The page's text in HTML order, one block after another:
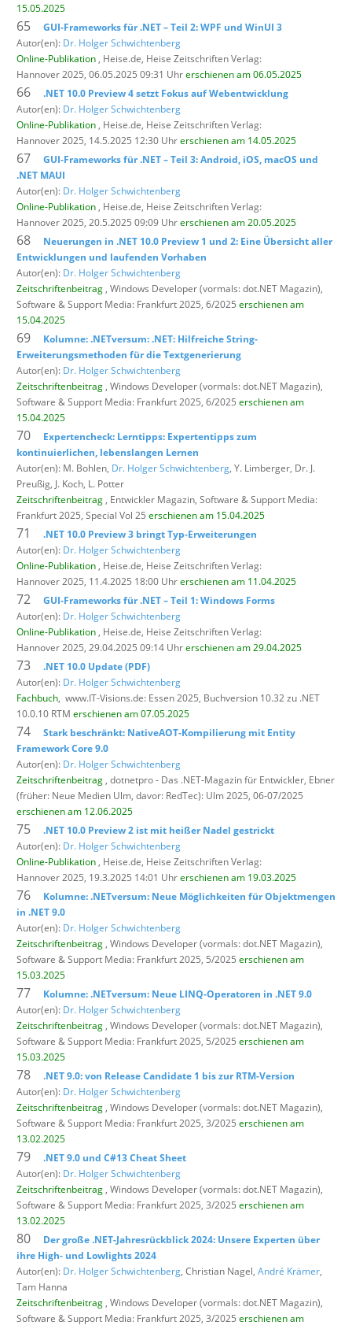
15.05.2025
65
GUI-Frameworks für .NET – Teil 2: WPF und WinUI 3
Autor(en): Dr. Holger Schwichtenberg
Online-Publikation , Heise.de, Heise Zeitschriften Verlag:
Hannover 2025, 06.05.2025 09:31 Uhrerschienen am 06.05.2025
66
.NET 10.0 Preview 4 setzt Fokus auf Webentwicklung
Autor(en): Dr. Holger Schwichtenberg
Online-Publikation , Heise.de, Heise Zeitschriften Verlag:
Hannover 2025, 14.5.2025 12:30 Uhrerschienen am 14.05.2025
67
GUI-Frameworks für .NET – Teil 3: Android, iOS, macOS und
.NET MAUI
Autor(en): Dr. Holger Schwichtenberg
Online-Publikation , Heise.de, Heise Zeitschriften Verlag:
Hannover 2025, 20.5.2025 09:09 Uhrerschienen am 20.05.2025
68
Neuerungen in .NET 10.0 Preview 1 und 2: Eine Übersicht aller
Entwicklungen und laufenden Vorhaben
Autor(en): Dr. Holger Schwichtenberg
Zeitschriftenbeitrag , Windows Developer (vormals: dot.NET Magazin),
Software & Support Media: Frankfurt 2025, 6/2025 erschienen am
15.04.2025
69
Kolumne: .NETversum: .NET: Hilfreiche String-
Erweiterungsmethoden für die Textgenerierung
Autor(en): Dr. Holger Schwichtenberg
Zeitschriftenbeitrag , Windows Developer (vormals: dot.NET Magazin),
Software & Support Media: Frankfurt 2025, 6/2025 erschienen am
15.04.2025
70
Expertencheck: Lerntipps: Expertentipps zum
kontinuierlichen, lebenslangen Lernen
Autor(en): M. Bohlen, Dr. Holger Schwichtenberg, Y. Limberger, Dr. J.
Preußig, J. Koch, L. Potter
Zeitschriftenbeitrag , Entwickler Magazin, Software & Support Media:
Frankfurt 2025, Special Vol 25 erschienen am 15.04.2025
71
.NET 10.0 Preview 3 bringt Typ-Erweiterungen
Autor(en): Dr. Holger Schwichtenberg
Online-Publikation , Heise.de, Heise Zeitschriften Verlag:
Hannover 2025, 11.4.2025 18:00 Uhrerschienen am 11.04.2025
72
GUI-Frameworks für .NET – Teil 1: Windows Forms
Autor(en): Dr. Holger Schwichtenberg
Online-Publikation , Heise.de, Heise Zeitschriften Verlag:
Hannover 2025, 29.04.2025 09:14 Uhrerschienen am 29.04.2025
73
.NET 10.0 Update (PDF)
Autor(en): Dr. Holger Schwichtenberg
Fachbuch, www.IT-Visions.de: Essen 2025, Buchversion 10.32 zu .NET
10.0.10 RTM erschienen am 07.05.2025
74
Stark beschränkt: NativeAOT-Kompilierung mit Entity
Framework Core 9.0
Autor(en): Dr. Holger Schwichtenberg
Zeitschriftenbeitrag , dotnetpro - Das .NET-Magazin für Entwickler, Ebner
(früher: Neue Medien Ulm, davor: RedTec): Ulm 2025, 06-07/2025
erschienen am 12.06.2025
75
.NET 10.0 Preview 2 ist mit heißer Nadel gestrickt
Autor(en): Dr. Holger Schwichtenberg
Online-Publikation , Heise.de, Heise Zeitschriften Verlag:
Hannover 2025, 19.3.2025 14:01 Uhrerschienen am 19.03.2025
76
Kolumne: .NETversum: Neue Möglichkeiten für Objektmengen
in .NET 9.0
Autor(en): Dr. Holger Schwichtenberg
Zeitschriftenbeitrag , Windows Developer (vormals: dot.NET Magazin),
Software & Support Media: Frankfurt 2025, 5/2025 erschienen am
15.03.2025
77
Kolumne: .NETversum: Neue LINQ-Operatoren in .NET 9.0
Autor(en): Dr. Holger Schwichtenberg
Zeitschriftenbeitrag , Windows Developer (vormals: dot.NET Magazin),
Software & Support Media: Frankfurt 2025, 5/2025 erschienen am
15.03.2025
78
.NET 9.0: von Release Candidate 1 bis zur RTM-Version
Autor(en): Dr. Holger Schwichtenberg
Zeitschriftenbeitrag , Windows Developer (vormals: dot.NET Magazin),
Software & Support Media: Frankfurt 2025, 3/2025 erschienen am
13.02.2025
79
.NET 9.0 und C#13 Cheat Sheet
Autor(en): Dr. Holger Schwichtenberg
Zeitschriftenbeitrag , Windows Developer (vormals: dot.NET Magazin),
Software & Support Media: Frankfurt 2025, 3/2025 erschienen am
13.02.2025
80
Der große .NET-Jahresrückblick 2024: Unsere Experten über
ihre High- und Lowlights 2024
Autor(en): Dr. Holger Schwichtenberg, Christian Nagel, André Krämer,
Tam Hanna
Zeitschriftenbeitrag , Windows Developer (vormals: dot.NET Magazin),
Software & Support Media: Frankfurt 2025, 3/2025 erschienen am